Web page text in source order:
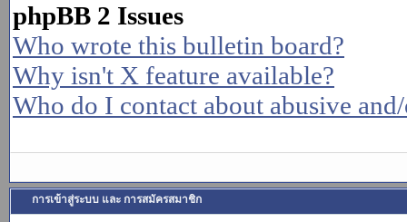
phpBB 2 Issues
Who wrote this bulletin board?
Why isn't X feature available?
Who do I contact about abusive
การเข้าสู่ระบบ และ การสมัครสมาชิก